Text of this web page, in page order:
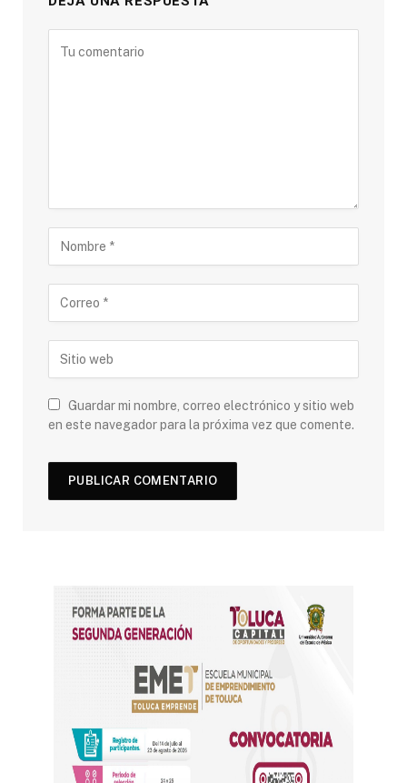
Guardar mi nombre, correo electrónico y sitio web
en este navegador para la próxima vez que comente.